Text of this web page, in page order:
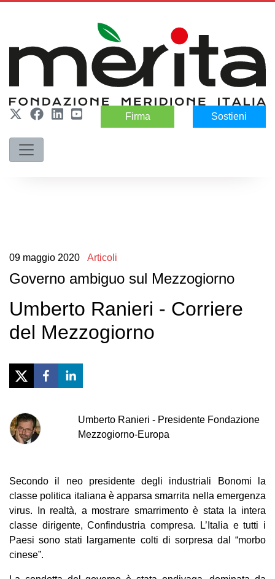
Firma Sostieni
09 maggio 2020 Articoli
Governo ambiguo sul Mezzogiorno
Umberto Ranieri - Corriere
del Mezzogiorno
Umberto Ranieri - Presidente Fondazione
Mezzogiorno-Europa
Secondo il neo presidente degli industriali Bonomi la
classe politica italiana è apparsa smarrita nella emergenza
virus. In realtà, a mostrare smarrimento è stata la intera
classe dirigente, Confindustria compresa. L’Italia e tutti i
Paesi sono stati largamente colti di sorpresa dal “morbo
cinese”.